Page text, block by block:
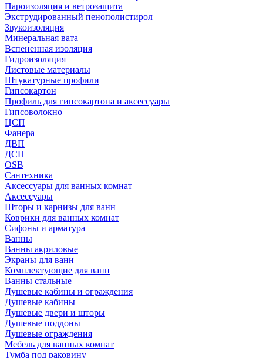
Пароизоляция и ветрозащита
Экструдированный пенополистирол
Звукоизоляция
Минеральная вата
Вспененная изоляция
Гидроизоляция
Листовые материалы
Штукатурные профили
Гипсокартон
Профиль для гипсокартона и аксессуары
Гипсоволокно
ЦСП
Фанера
ДВП
ДСП
OSB
Сантехника
Аксессуары для ванных комнат
Аксессуары
Шторы и карнизы для ванн
Коврики для ванных комнат
Сифоны и арматура
Ванны
Ванны акриловые
Экраны для ванн
Комплектующие для ванн
Ванны стальные
Душевые кабины и ограждения
Душевые кабины
Душевые двери и шторы
Душевые поддоны
Душевые ограждения
Мебель для ванных комнат
Тумба под раковину